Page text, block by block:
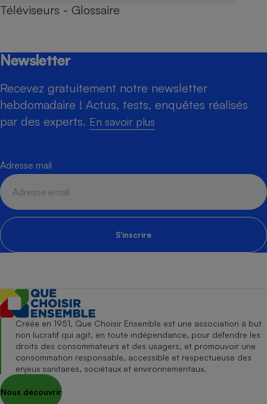
Téléviseurs - Glossaire
Newsletter
Recevez gratuitement notre newsletter
hebdomadaire ! Actus, tests, enquêtes réalisés
par des experts. En savoir plus
Adresse mail
S'inscrire
Créée en 1951, Que Choisir Ensemble est une association à but
non lucratif qui agit, en toute indépendance, pour défendre les
droits des consommateurs et des usagers, et promouvoir une
consommation responsable, accessible et respectueuse des
enjeux sanitaires, sociétaux et environnementaux.
Nous découvrir